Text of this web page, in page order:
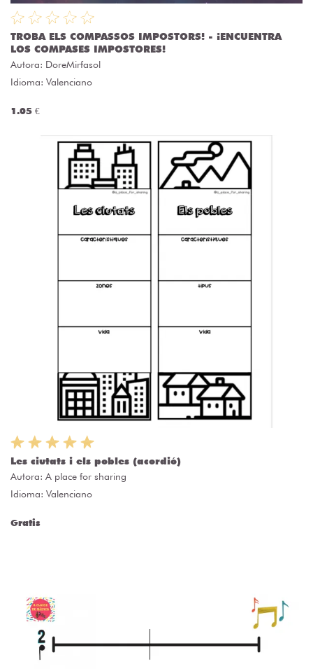
TROBA ELS COMPASSOS IMPOSTORS! - ¡ENCUENTRA
LOS COMPASES IMPOSTORES!
Autora: DoreMirfasol
Idioma: Valenciano
1.05 €
Les ciutats i els pobles (acordió)
Autora: A place for sharing
Idioma: Valenciano
Gratis